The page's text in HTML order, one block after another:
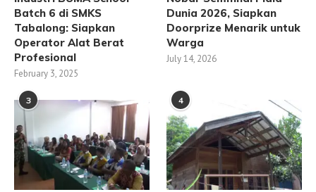
Batch 6 di SMKS
Tabalong: Siapkan
Operator Alat Berat
Profesional
February 3, 2025
Dunia 2026, Siapkan
Doorprize Menarik untuk
Warga
July 14, 2026
3 4